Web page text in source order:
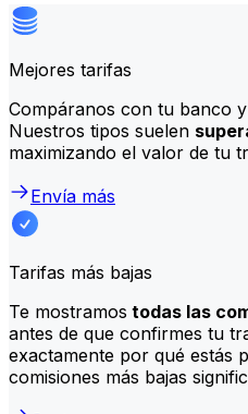
Mejores tarifas
Compáranos con tu banco
Nuestros tipos suelen
maximizando el valor de tu
Envía más
Tarifas más bajas
Te mostramos todas las
antes de que confirmes tu
exactamente por qué estás
comisiones más bajas